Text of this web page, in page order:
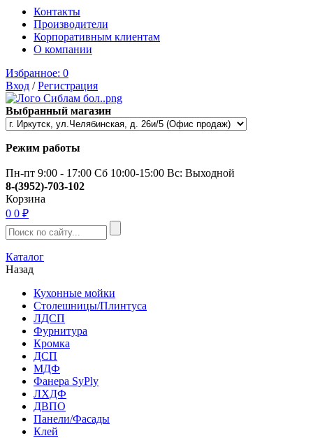
Контакты
Производители
Корпоративным клиентам
О компании
Избранное: 0
Вход /Регистрация
Выбранный магазин
Режим работы
Пн-пт 9:00 - 17:00 Сб 10:00-15:00 Вс: Выходной
8-(3952)-703-102
Корзина
0 0 ₽
Каталог
Назад
Кухонные мойки
Столешницы/Плинтуса
ЛДСП
Фурнитура
Кромка
ДСП
МДФ
Фанера SyPly
ЛХДФ
ДВПО
Панели/Фасады
Клей